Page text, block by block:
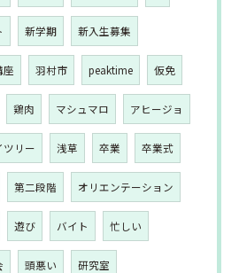
新学期 新入生募集
座 羽村市 peaktime 仮免
鶏肉 マシュマロ アヒージョ
ツリー 浅草 卒業 卒業式
第二段階 オリエンテーション
遊び バイト 忙しい
頭悪い 研究室